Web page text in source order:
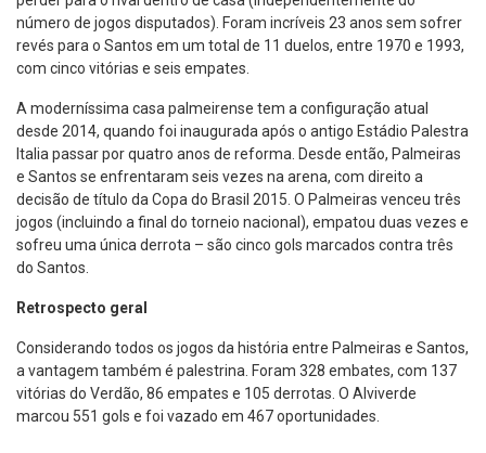
número de jogos disputados). Foram incríveis 23 anos sem sofrer
revés para o Santos em um total de 11 duelos, entre 1970 e 1993,
com cinco vitórias e seis empates.
A moderníssima casa palmeirense tem a configuração atual
desde 2014, quando foi inaugurada após o antigo Estádio Palestra
Italia passar por quatro anos de reforma. Desde então, Palmeiras
e Santos se enfrentaram seis vezes na arena, com direito a
decisão de título da Copa do Brasil 2015. O Palmeiras venceu três
jogos (incluindo a final do torneio nacional), empatou duas vezes e
sofreu uma única derrota – são cinco gols marcados contra três
do Santos.
Retrospecto geral
Considerando todos os jogos da história entre Palmeiras e Santos,
a vantagem também é palestrina. Foram 328 embates, com 137
vitórias do Verdão, 86 empates e 105 derrotas. O Alviverde
marcou 551 gols e foi vazado em 467 oportunidades.